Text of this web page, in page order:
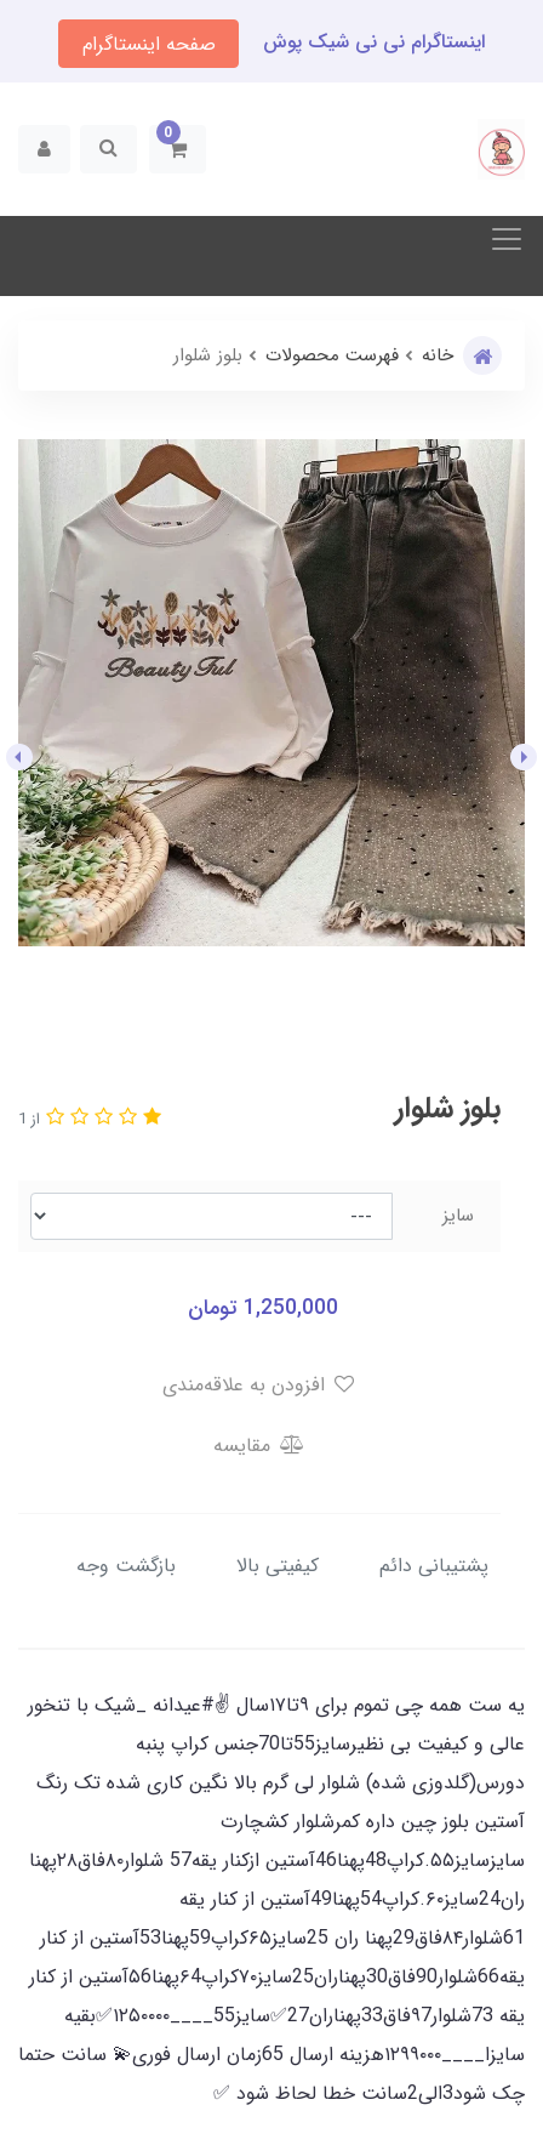
اینستاگرام نی نی شیک پوش صفحه اینستاگرام
0
خانه فهرست محصولات بلوز شلوار
بلوز شلوار از 1
سایز
1,250,000 تومان
مقایسه
پشتیبانی دائم کیفیتی بالا بازگشت وجه
یه ست همه چی تموم برای ۹تا۱۷سال ✌#عیدانه _شیک با تنخور
عالی و کیفیت بی نظیرسایز55تا70جنس کراپ پنبه
دورس(گلدوزی شده) شلوار لی گرم بالا نگین کاری شده تک رنگ
آستین بلوز چین داره کمرشلوار کشچارت
سایزسایز۵۵.کراپ48پهنا46آستین ازکنار یقه57 شلوار۸۰فاق۲۸پهنا
ران24سایز۶۰.کراپ54پهنا49آستین از کنار یقه
61شلوار۸۴فاق29پهنا ران 25سایز۶۵کراپ59پهنا53آستین از کنار
یقه66شلوار90فاق30پهناران25سایز۷۰کراپ۶4پهنا۵6آستین از کنار
یقه 73شلوار۹7فاق33پهناران27✅سایز55____۱۲۵۰۰۰۰✅بقیه
سایزا____۱۲۹۹۰۰۰هزینه ارسال 65زمان ارسال فوری💫 سانت حتما
چک شود3الی2سانت خطا لحاظ شود ✅